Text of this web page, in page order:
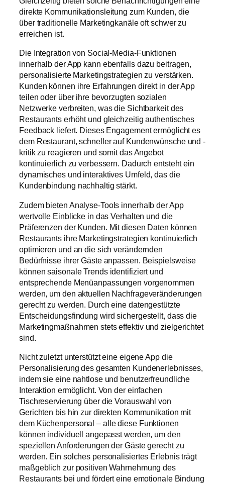
direkte Kommunikationsleitung zum Kunden, die
über traditionelle Marketingkanäle oft schwer zu
erreichen ist.
Die Integration von Social-Media-Funktionen
innerhalb der App kann ebenfalls dazu beitragen,
personalisierte Marketingstrategien zu verstärken.
Kunden können ihre Erfahrungen direkt in der App
teilen oder über ihre bevorzugten sozialen
Netzwerke verbreiten, was die Sichtbarkeit des
Restaurants erhöht und gleichzeitig authentisches
Feedback liefert. Dieses Engagement ermöglicht es
dem Restaurant, schneller auf Kundenwünsche und -
kritik zu reagieren und somit das Angebot
kontinuierlich zu verbessern. Dadurch entsteht ein
dynamisches und interaktives Umfeld, das die
Kundenbindung nachhaltig stärkt.
Zudem bieten Analyse-Tools innerhalb der App
wertvolle Einblicke in das Verhalten und die
Präferenzen der Kunden. Mit diesen Daten können
Restaurants ihre Marketingstrategien kontinuierlich
optimieren und an die sich verändernden
Bedürfnisse ihrer Gäste anpassen. Beispielsweise
können saisonale Trends identifiziert und
entsprechende Menüanpassungen vorgenommen
werden, um den aktuellen Nachfrageveränderungen
gerecht zu werden. Durch eine datengestützte
Entscheidungsfindung wird sichergestellt, dass die
Marketingmaßnahmen stets effektiv und zielgerichtet
sind.
Nicht zuletzt unterstützt eine eigene App die
Personalisierung des gesamten Kundenerlebnisses,
indem sie eine nahtlose und benutzerfreundliche
Interaktion ermöglicht. Von der einfachen
Tischreservierung über die Vorauswahl von
Gerichten bis hin zur direkten Kommunikation mit
dem Küchenpersonal – alle diese Funktionen
können individuell angepasst werden, um den
speziellen Anforderungen der Gäste gerecht zu
werden. Ein solches personalisiertes Erlebnis trägt
maßgeblich zur positiven Wahrnehmung des
Restaurants bei und fördert eine emotionale Bindung